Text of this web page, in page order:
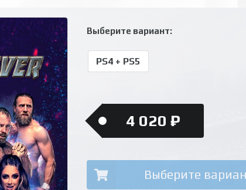
Выберите вариант:
PS4 + PS5
4 020 ₽
Выберите